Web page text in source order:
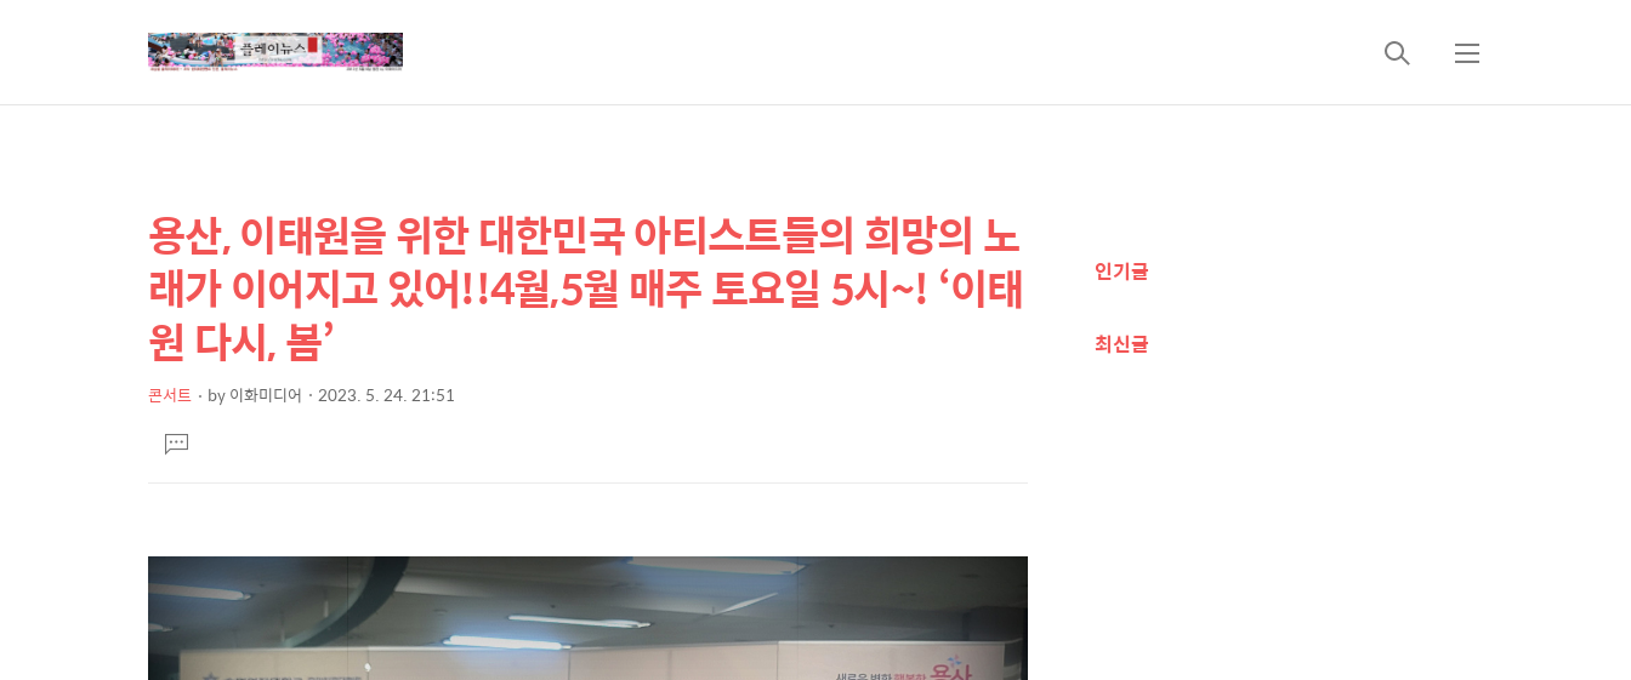
검
메
상
세
컨
텐
츠
본
문
제
용산, 이태원을 위한 대한민국 아티스트들의 희망의 노
래가 이어지고 있어!!4월,5월 매주 토요일 5시~! ‘이태
원 다시, 봄’
콘서트 by이화미디어 2023. 5. 24. 21:51
문댓
글
가
보
인기글
최신글